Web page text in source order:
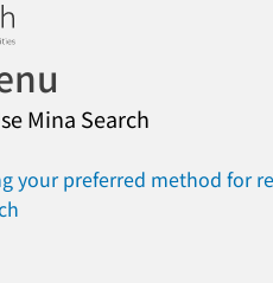
Mina Search
your preferred method for